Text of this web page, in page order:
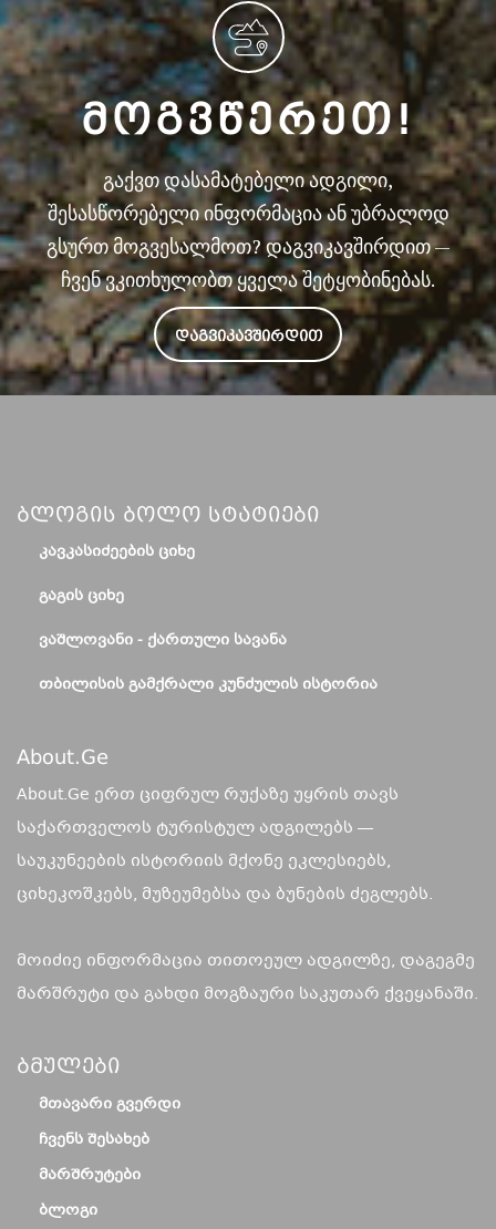
ᲛᲝᲒᲕᲬᲔᲠᲔᲗ!
გაქვთ დასამატებელი ადგილი,
შესასწორებელი ინფორმაცია ან უბრალოდ
გსურთ მოგვესალმოთ? დაგვიკავშირდით —
ჩვენ ვკითხულობთ ყველა შეტყობინებას.
ᲓᲐᲒᲕᲘᲙᲐᲕᲨᲘᲠᲓᲘᲗ
Ბლოგის Ბოლო Სტატიები
ᲙᲐᲕᲙᲐᲡᲘᲫᲔᲔᲑᲘᲡ ᲪᲘᲮᲔ
ᲒᲐᲒᲘᲡ ᲪᲘᲮᲔ
ᲕᲐᲨᲚᲝᲕᲐᲜᲘ - ᲥᲐᲠᲗᲣᲚᲘ ᲡᲐᲕᲐᲜᲐ
ᲗᲑᲘᲚᲘᲡᲘᲡ ᲒᲐᲛᲥᲠᲐᲚᲘ ᲙᲣᲜᲫᲣᲚᲘᲡ ᲘᲡᲢᲝᲠᲘᲐ
About.ge
About.Ge ერთ ციფრულ რუქაზე უყრის თავს
საქართველოს ტურისტულ ადგილებს —
საუკუნეების ისტორიის მქონე ეკლესიებს,
ციხეკოშკებს, მუზეუმებსა და ბუნების ძეგლებს.
მოიძიე ინფორმაცია თითოეულ ადგილზე, დაგეგმე
მარშრუტი და გახდი მოგზაური საკუთარ ქვეყანაში.
Ბმულები
ᲛᲗᲐᲕᲐᲠᲘ ᲒᲕᲔᲠᲓᲘ
ᲩᲕᲔᲜᲡ ᲨᲔᲡᲐᲮᲔᲑ
ᲛᲐᲠᲨᲠᲣᲢᲔᲑᲘ
ᲑᲚᲝᲒᲘ